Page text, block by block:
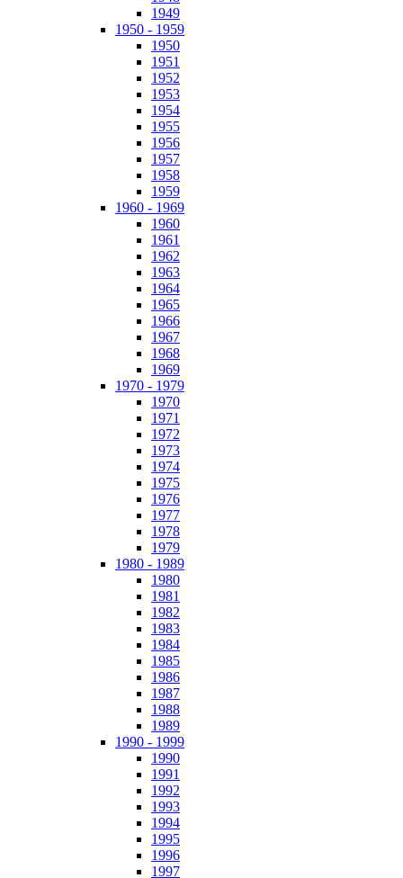
1949
1950 - 1959
1950
1951
1952
1953
1954
1955
1956
1957
1958
1959
1960 - 1969
1960
1961
1962
1963
1964
1965
1966
1967
1968
1969
1970 - 1979
1970
1971
1972
1973
1974
1975
1976
1977
1978
1979
1980 - 1989
1980
1981
1982
1983
1984
1985
1986
1987
1988
1989
1990 - 1999
1990
1991
1992
1993
1994
1995
1996
1997